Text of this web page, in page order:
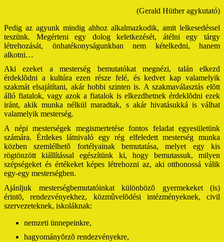
(Gerald Hüther agykutató)
Pedig az agyunk mindig ahhoz alkalmazkodik, amit lelkesedéssel
teszünk. Megérteni egy dolog keletkezését, átélni egy tárgy
létrehozását, önhatékonyságunkban nem kételkedni, hanem
alkotni…
Aki ezeket a mesterség bemutatókat megnézi, talán elkezd
érdeklõdni a kultúra ezen része felé, és kedvet kap valamelyik
szakmát elsajátítani, akár hobbi szinten is. A szakmaválasztás elõtt
álló fiatalok, vagy azok a fiatalok is elkezdhetnek érdeklõdni ezek
iránt, akik munka nélkül maradtak, s akár hivatásukká is válhat
valamelyik mesterség.
A népi mesterségek megismertetése fontos feladat egyesületünk
számára. Érdekes látnivaló egy rég elfeledett mesterség munka
közben szemlélhetõ fortélyainak bemutatása, melyet egy kis
rögtönzött kiállítással egészítünk ki, hogy bemutassuk, milyen
szépségeket és értékeket képes létrehozni az, aki otthonossá válik
egy-egy mesterségben.
Ajánljuk mesterségbemutatóinkat különbözõ gyermekeket (is)
érintõ, rendezvényekhez, közmûvelõdési intézményeknek, civil
szervezeteknek, iskoláknak:
nemzeti ünnepeinkre,
hagyományõrzõ rendezvényekre,